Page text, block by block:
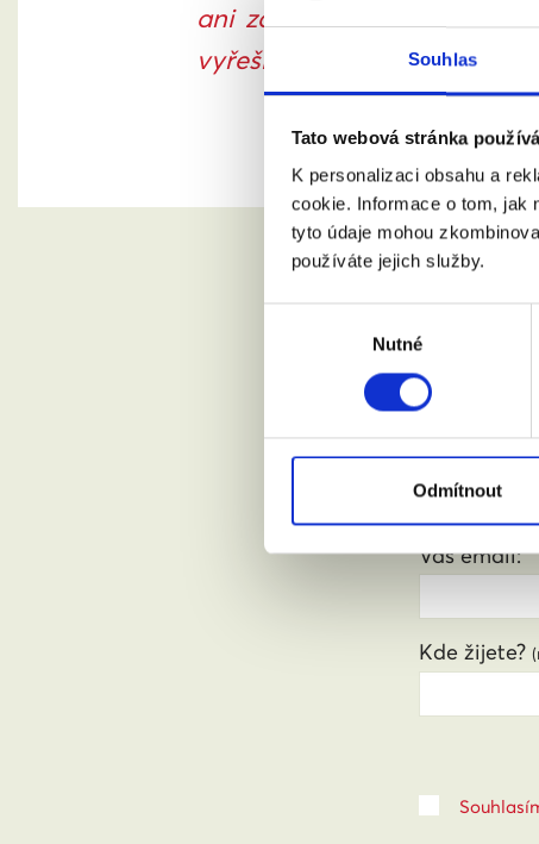
Souhlas
Tato webová stránka
K personalizaci obsahu a
cookie. Informace o tom, jak
tyto údaje mohou
používáte jejich služby.
Nutné
Odmítnout
ani za 30 minut potvrzení
vyřešíme.
Chci se
Jméno a
Váš email:
Kde žijete?